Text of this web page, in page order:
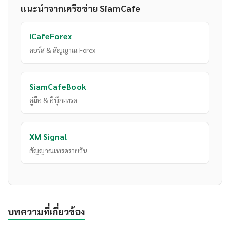
แนะนำจากเครือข่าย SiamCafe
iCafeForex
คอร์ส & สัญญาณ Forex
SiamCafeBook
คู่มือ & อีบุ๊กเทรด
XM Signal
สัญญาณเทรดรายวัน
บทความที่เกี่ยวข้อง